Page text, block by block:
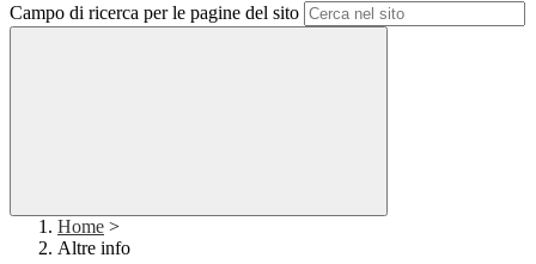
Campo di ricerca per le pagine del sito
Home >
Altre info